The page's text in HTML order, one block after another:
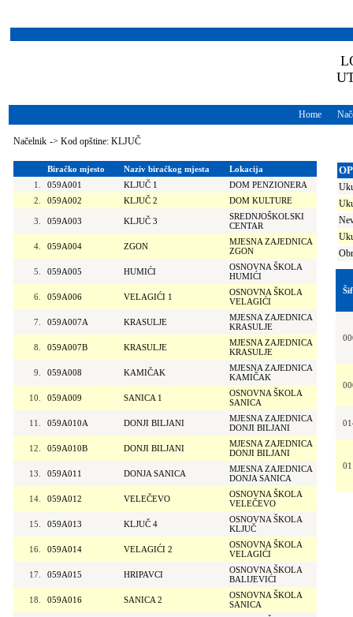
Home
Načelnik -> Kod opštine: KLJUČ
Biračko mjesto Naziv biračkog mjesta
Lokacija
1.
059A001 KLJUČ 1
DOM PENZIONERA
2.
059A002 KLJUČ 2 DOM KULTURE
3. 059A003 KLJUČ 3
SREDNJOŠKOLSKI
CENTAR
4. 059A004 ZGON
MJESNA ZAJEDNICA
ZGON
5. 059A005 HUMIĆI
OSNOVNA ŠKOLA
HUMIĆI
6. 059A006 VELAGIĆI 1
OSNOVNA ŠKOLA
VELAGIĆI
7. 059A007A KRASULJE
MJESNA ZAJEDNICA
KRASULJE
8. 059A007B KRASULJE
MJESNA ZAJEDNICA
KRASULJE
9. 059A008 KAMIČAK
MJESNA ZAJEDNICA
KAMIČAK
10. 059A009 SANICA 1
OSNOVNA ŠKOLA
SANICA
11. 059A010A DONJI BILJANI
MJESNA ZAJEDNICA
DONJI BILJANI
12. 059A010B DONJI BILJANI
MJESNA ZAJEDNICA
DONJI BILJANI
13. 059A011 DONJA SANICA
MJESNA ZAJEDNICA
DONJA SANICA
14. 059A012 VELEČEVO
OSNOVNA ŠKOLA
VELEČEVO
15. 059A013 KLJUČ 4
OSNOVNA ŠKOLA
KLJUČ
16. 059A014 VELAGIĆI 2
OSNOVNA ŠKOLA
VELAGIĆI
17. 059A015 HRIPAVCI
OSNOVNA ŠKOLA
BALIJEVIĆI
18. 059A016 SANICA 2
OSNOVNA ŠKOLA
SANICA